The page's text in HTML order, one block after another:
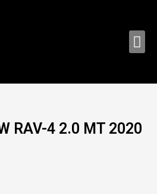
RAV-4 2.0 MT 2020